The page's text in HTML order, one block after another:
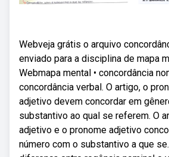
Webveja grátis o arquivo
enviado para a disciplina de mapa
Webmapa mental • concordância
concordância verbal. O artigo, o
adjetivo devem concordar em
substantivo ao qual se referem. O
adjetivo e o pronome adjetivo
número com o substantivo a que